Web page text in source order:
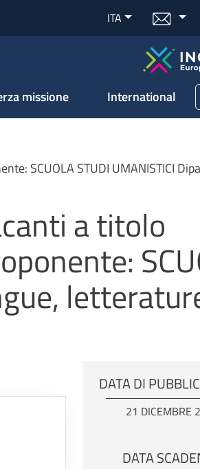
ITA Menu mail
missione International
SCUOLA STUDI UMANISTICI
a titolo
DATA DI
21 DICEMBRE
DATA